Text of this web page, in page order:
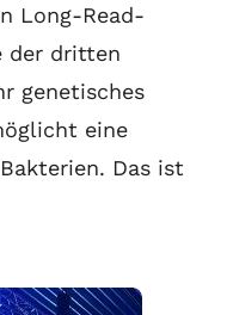
Long-Read-
der dritten
genetisches
eine
Das ist